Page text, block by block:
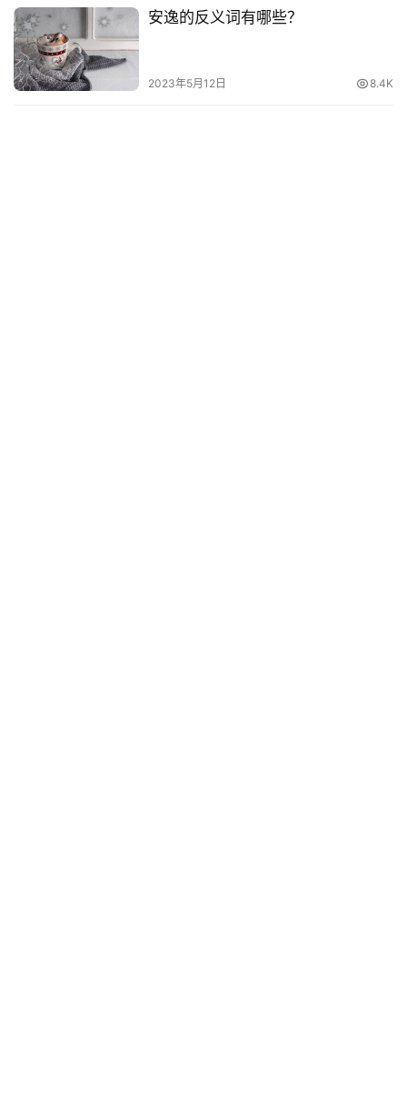
安逸的反义词有哪些？
2023年5月12日 8.4K